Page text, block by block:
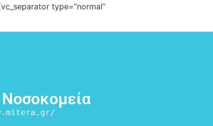
type=”normal”